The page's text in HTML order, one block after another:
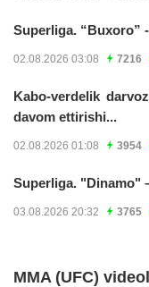
Superliga. “Buxoro”
02.08.2026 03:08 7216
Kabo-verdelik
davom ettirishi...
02.08.2026 01:08 3954
Superliga. "Dinamo"
03.08.2026 20:32 3765
MMA (UFC)